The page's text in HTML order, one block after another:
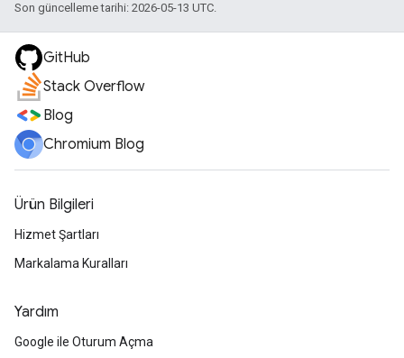
Son güncelleme tarihi: 2026-05-13 UTC.
GitHub
Stack Overflow
Blog
Chromium Blog
Ürün Bilgileri
Hizmet Şartları
Markalama Kuralları
Yardım
Google ile Oturum Açma